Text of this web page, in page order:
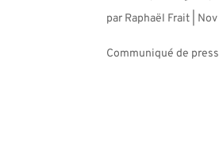
par Raphaël Frait
Communiqué de